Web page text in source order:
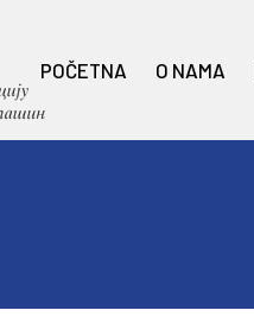
POČETNA O NAMA